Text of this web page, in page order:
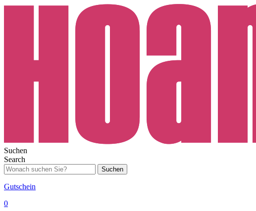
Suchen
Search
Suchen
Gutschein
0